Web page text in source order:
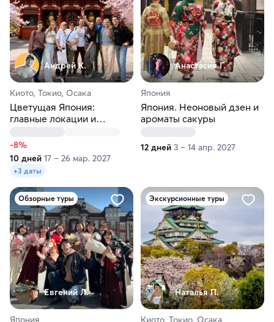
Андрей К.
Киото, Токио, Осака
Цветущая Япония:
главные локации и
-8%
10 дней 17 – 26 мар. 2027
+3 даты
Анастасия Г.
Япония
Япония. Неоновый дзен и
ароматы сакуры
12 дней 3 – 14 апр. 2027
Обзорные туры
Евгений Л.
Япония
Экскурсионные туры
Наталья П.
Киото, Токио, Осака